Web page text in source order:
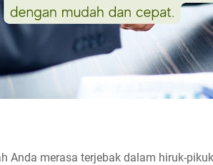
Anda merasa terjebak dalam hiruk-